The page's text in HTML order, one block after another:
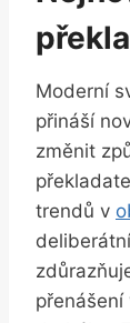
Moderní
přináší
změnit
trendů⁢ v